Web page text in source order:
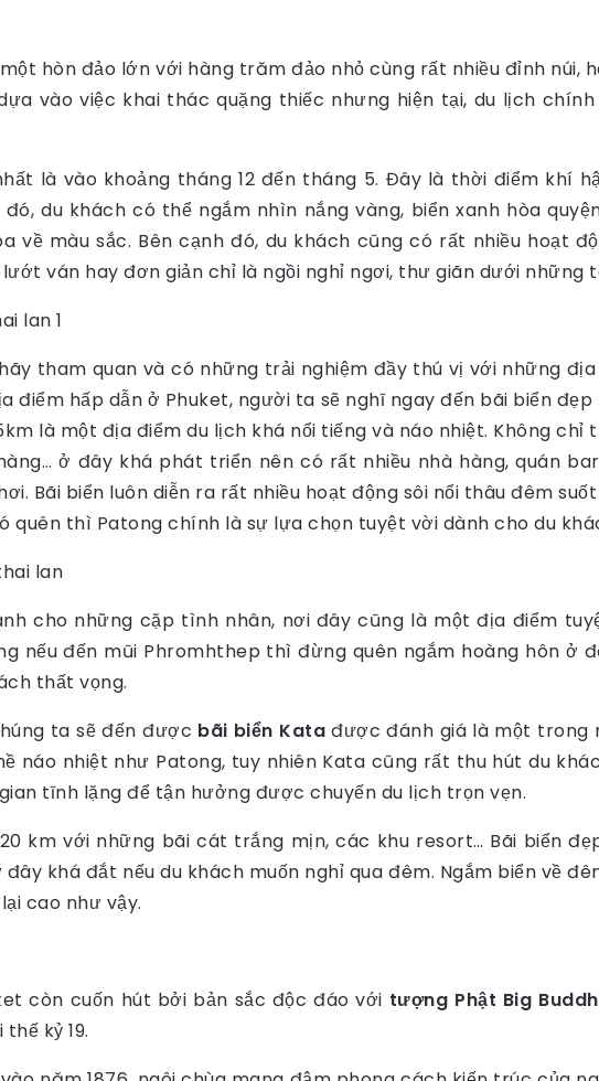
hòn đảo lớn với hàng trăm đảo nhỏ cùng rất nhiều đỉnh núi,
vào việc khai thác quặng thiếc nhưng hiện tại, du lịch
là vào khoảng tháng 12 đến tháng 5. Đây là thời điểm khí
du khách có thể ngắm nhìn nắng vàng, biển xanh hòa
về màu sắc. Bên cạnh đó, du khách cũng có rất nhiều hoạt
ván hay đơn giản chỉ là ngồi nghỉ ngơi, thư giãn dưới những
tham quan và có những trải nghiệm đầy thú vị với những
điểm hấp dẫn ở Phuket, người ta sẽ nghĩ ngay đến bãi biển
là một địa điểm du lịch khá nổi tiếng và náo nhiệt. Không chỉ
ở đây khá phát triển nên có rất nhiều nhà hàng, quán
Bãi biển luôn diễn ra rất nhiều hoạt động sôi nổi thâu đêm
quên thì Patong chính là sự lựa chọn tuyệt vời dành cho du
cho những cặp tình nhân, nơi đây cũng là một địa điểm
nếu đến mũi Phromhthep thì đừng quên ngắm hoàng hôn ở
thất vọng.
ta sẽ đến được bãi biển Kata được đánh giá là một trong
náo nhiệt như Patong, tuy nhiên Kata cũng rất thu hút du
tĩnh lặng để tận hưởng được chuyến du lịch trọn vẹn.
km với những bãi cát trắng mịn, các khu resort… Bãi biển
khá đắt nếu du khách muốn nghỉ qua đêm. Ngắm biển về
cao như vậy.
còn cuốn hút bởi bản sắc độc đáo với tượng Phật Big
kỷ 19.